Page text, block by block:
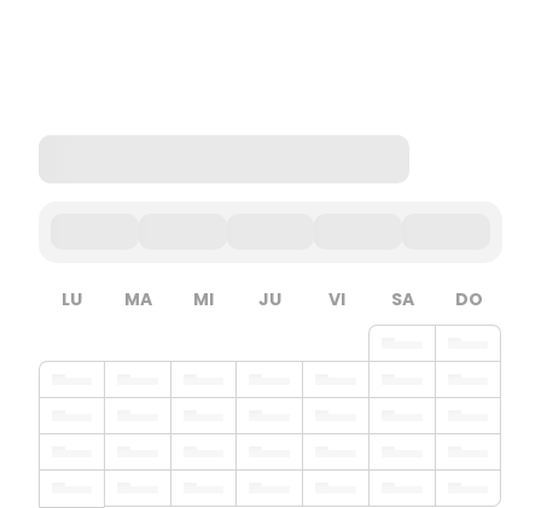
LU MA MI JU VI SA DO